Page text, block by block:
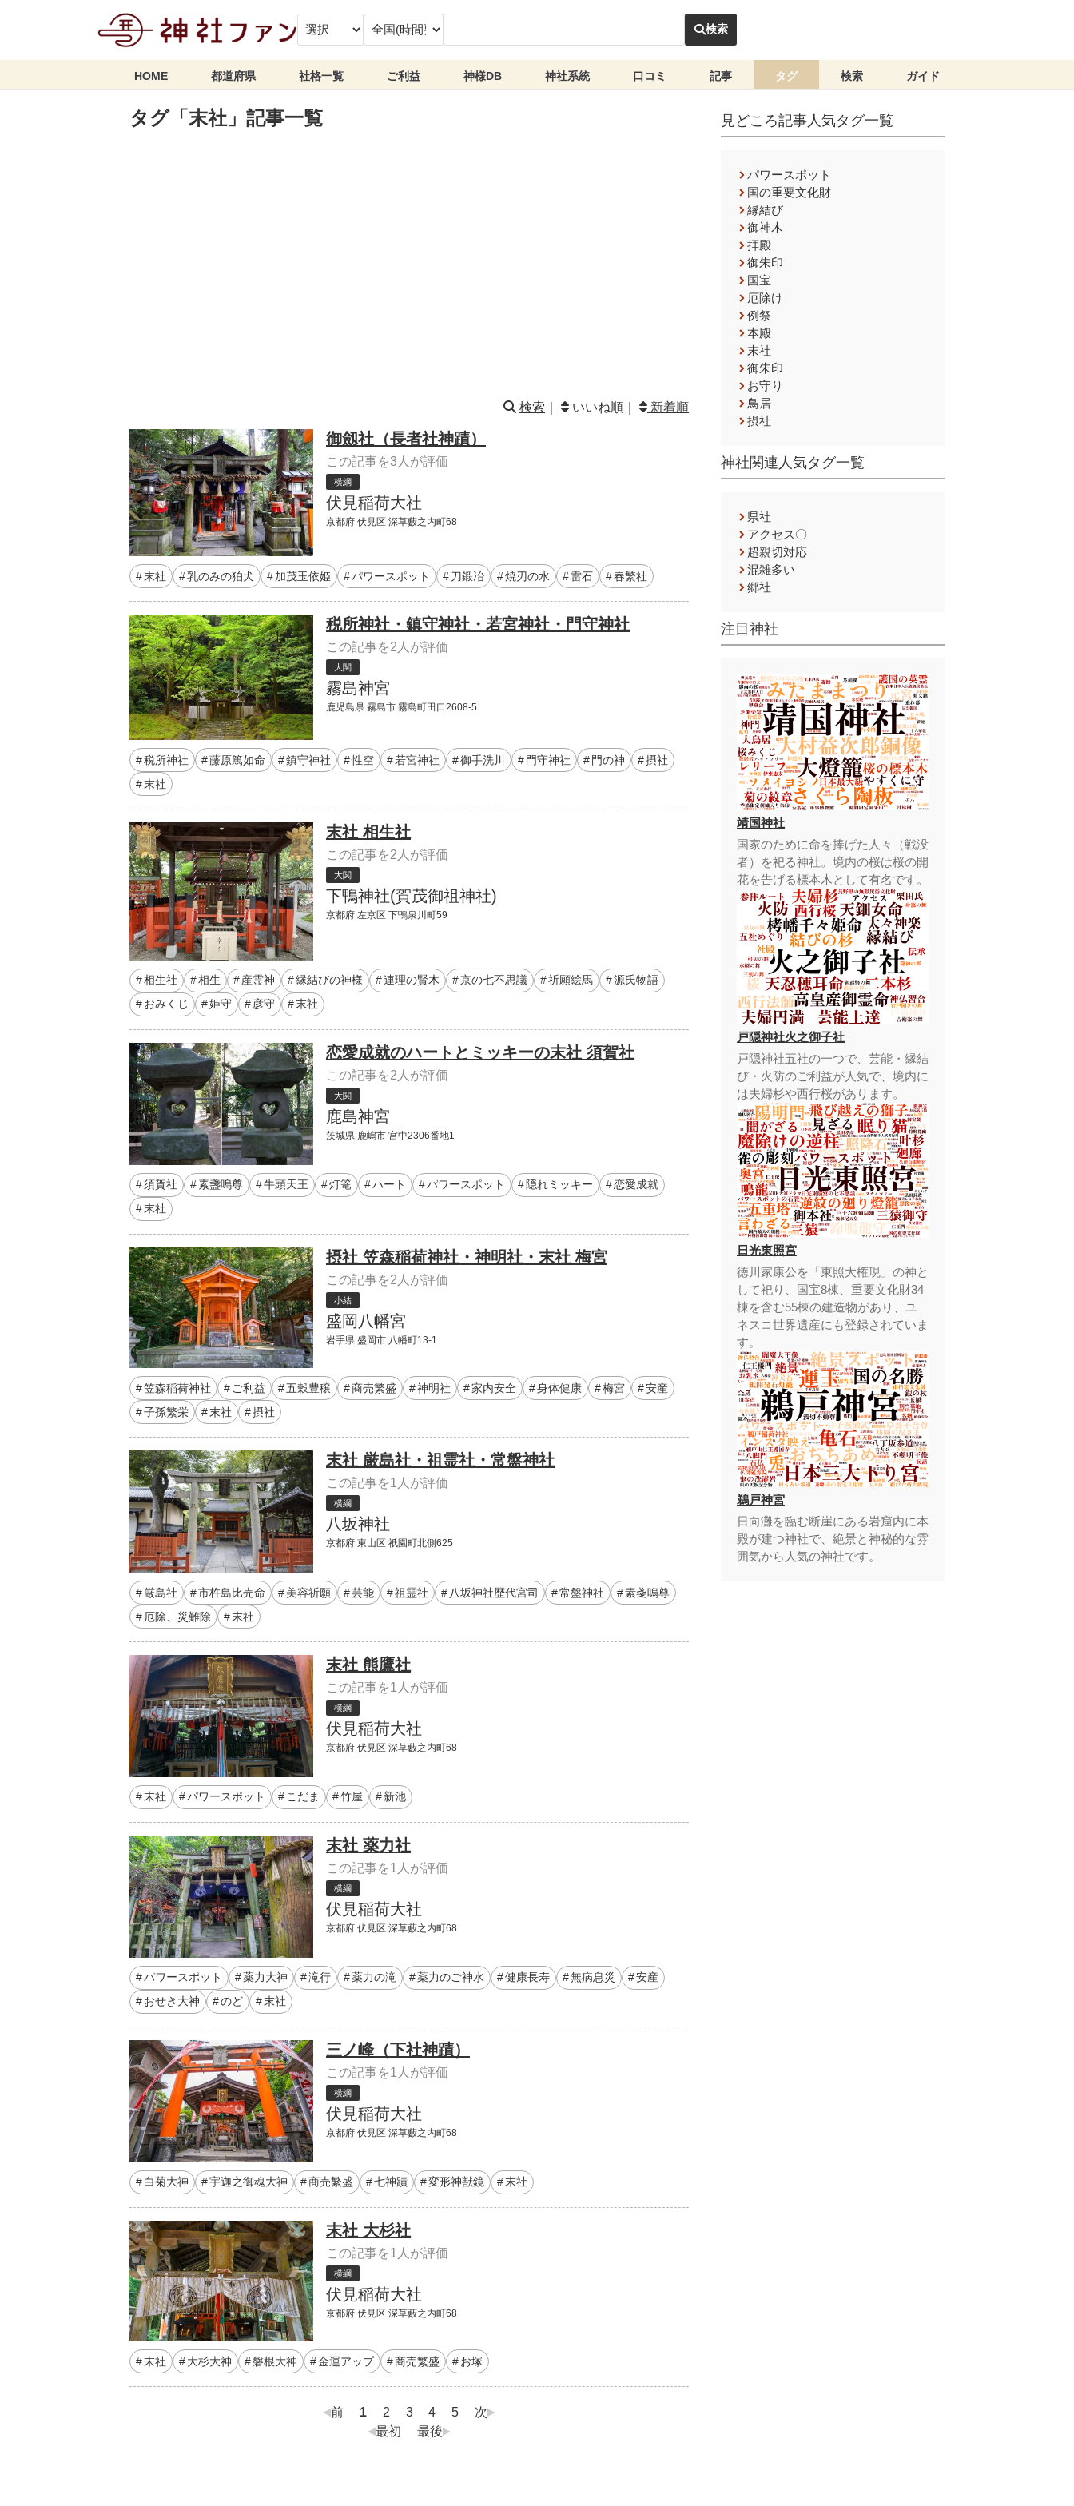
検索
HOME 都道府県 社格一覧 ご利益 神様DB 神社系統 口コミ 記事 タグ 検索 ガイド
タグ「末社」記事一覧
検索 いいね順｜ 新着順
御劔社（長者社神蹟）
この記事を3人が評価
横綱
伏見稲荷大社
京都府 伏見区 深草藪之内町68
末社 乳のみの狛犬 加茂玉依姫 パワースポット 刀鍛冶 焼刃の水 雷石 春繁社
税所神社・鎮守神社・若宮神社・門守神社
この記事を2人が評価
大関
霧島神宮
鹿児島県 霧島市 霧島町田口2608-5
税所神社 藤原篤如命 鎮守神社 性空 若宮神社 御手洗川 門守神社 門の神
摂社
末社
末社 相生社
この記事を2人が評価
大関
下鴨神社(賀茂御祖神社)
京都府 左京区 下鴨泉川町59
相生社 相生 産霊神 縁結びの神様 連理の賢木 京の七不思議 祈願絵馬
源氏物語
おみくじ
姫守 彦守 末社
恋愛成就のハートとミッキーの末社 須賀社
この記事を2人が評価
大関
鹿島神宮
茨城県 鹿嶋市 宮中2306番地1
須賀社 素盞嗚尊 牛頭天王 灯篭 ハート パワースポット 隠れミッキー
恋愛成就
末社
摂社 笠森稲荷神社・神明社・末社 梅宮
この記事を2人が評価
小結
盛岡八幡宮
岩手県 盛岡市 八幡町13-1
笠森稲荷神社 ご利益 五穀豊穣 商売繁盛 神明社 家内安全 身体健康 梅宮
安産
子孫繁栄
末社 摂社
末社 厳島社・祖霊社・常盤神社
この記事を1人が評価
横綱
八坂神社
京都府 東山区 祇園町北側625
厳島社 市杵島比売命 美容祈願 芸能 祖霊社 八坂神社歴代宮司 常盤神社
素戔嗚尊
厄除、災難除
末社
末社 熊鷹社
この記事を1人が評価
横綱
伏見稲荷大社
京都府 伏見区 深草藪之内町68
末社 パワースポット こだま 竹屋 新池
末社 薬力社
この記事を1人が評価
横綱
伏見稲荷大社
京都府 伏見区 深草藪之内町68
パワースポット 薬力大神 滝行 薬力の滝 薬力のご神水 健康長寿 無病息災
安産
おせき大神
のど 末社
三ノ峰（下社神蹟）
この記事を1人が評価
横綱
伏見稲荷大社
京都府 伏見区 深草藪之内町68
白菊大神 宇迦之御魂大神 商売繁盛 七神蹟 変形神獣鏡 末社
末社 大杉社
この記事を1人が評価
横綱
伏見稲荷大社
京都府 伏見区 深草藪之内町68
末社 大杉大神 磐根大神 金運アップ 商売繁盛 お塚
前 1 2 3 4 5
次
最初
最後
見どころ記事人気タグ一覧
パワースポット
国の重要文化財
縁結び
御神木
拝殿
御朱印
国宝
厄除け
例祭
本殿
末社
御朱印
お守り
鳥居
摂社
神社関連人気タグ一覧
県社
アクセス〇
超親切対応
混雑多い
郷社
注目神社
靖国神社
国家のために命を捧げた人々（戦没
者）を祀る神社。境内の桜は桜の開
花を告げる標本木として有名です。
戸隠神社火之御子社
戸隠神社五社の一つで、芸能・縁結
び・火防のご利益が人気で、境内に
は夫婦杉や西行桜があります。
日光東照宮
徳川家康公を「東照大権現」の神と
して祀り、国宝8棟、重要文化財34
棟を含む55棟の建造物があり、ユ
ネスコ世界遺産にも登録されていま
す。
鵜戸神宮
日向灘を臨む断崖にある岩窟内に本
殿が建つ神社で、絶景と神秘的な雰
囲気から人気の神社です。